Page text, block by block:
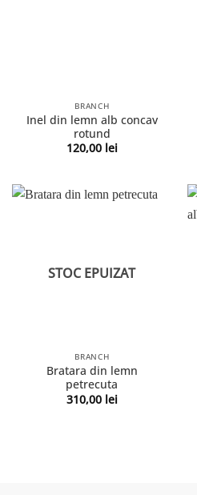
BRANCH
Inel din lemn alb concav
rotund
120,00 lei
STOC EPUIZAT
BRANCH
Bratara din lemn
petrecuta
310,00 lei